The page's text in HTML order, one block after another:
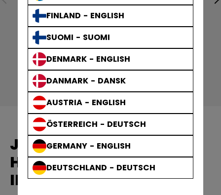
FINLAND - ENGLISH
SUOMI - SUOMI
DENMARK - ENGLISH
DANMARK - DANSK
AUSTRIA - ENGLISH
ÖSTERREICH - DEUTSCH
GERMANY - ENGLISH
DEUTSCHLAND - DEUTSCH
JETSPEED FT9 PRO
HOCKEYKØLLE
INTERMEDIATE